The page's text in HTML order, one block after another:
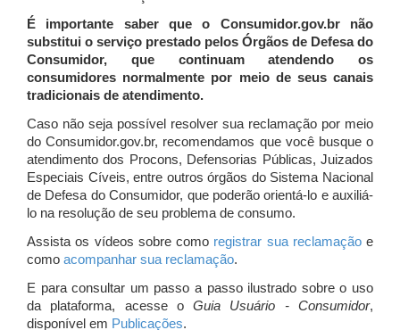
É importante saber que o Consumidor.gov.br não
substitui o serviço prestado pelos Órgãos de Defesa do
Consumidor, que continuam atendendo os
consumidores normalmente por meio de seus canais
tradicionais de atendimento.
Caso não seja possível resolver sua reclamação por meio
do Consumidor.gov.br, recomendamos que você busque o
atendimento dos Procons, Defensorias Públicas, Juizados
Especiais Cíveis, entre outros órgãos do Sistema Nacional
de Defesa do Consumidor, que poderão orientá-lo e auxiliá-
lo na resolução de seu problema de consumo.
Assista os vídeos sobre como registrar sua reclamaçãoe
como acompanhar sua reclamação.
E para consultar um passo a passo ilustrado sobre o uso
da plataforma, acesse oGuia Usuário - Consumidor,
disponível em Publicações.